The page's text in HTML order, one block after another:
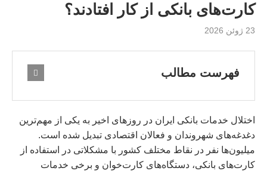
کارت‌های بانکی از کار افتادند؟
23 ژوئن 2026
فهرست مطالب
اختلال خدمات بانکی ایران در روزهای اخیر به یکی از مهم‌ترین
دغدغه‌های شهروندان و فعالان اقتصادی تبدیل شده است.
میلیون‌ها نفر در نقاط مختلف کشور با مشکلاتی در استفاده از
کارت‌های بانکی، دستگاه‌های کارت‌خوان و برخی خدمات